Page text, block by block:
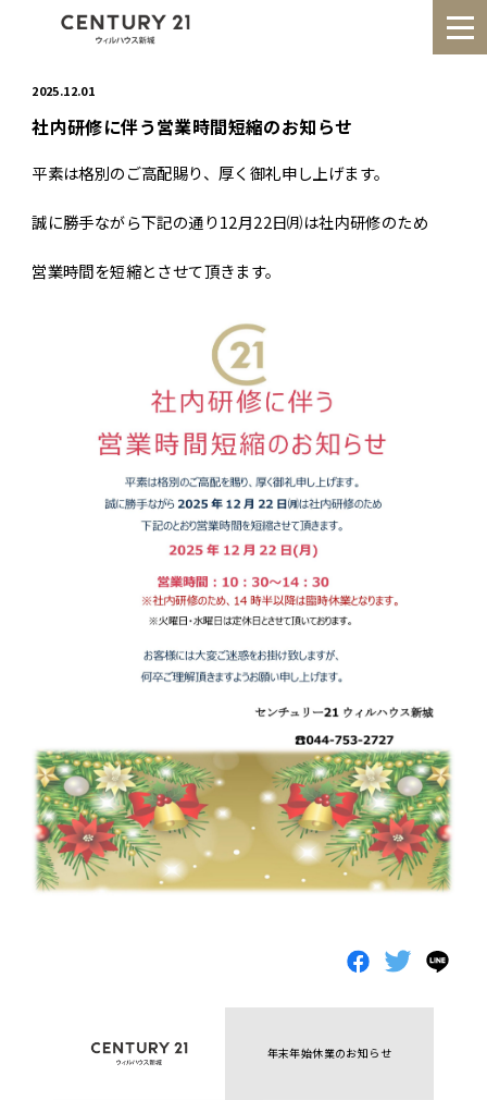
0120-172-776
受付時間:10:30〜18:30
定休日:毎週火曜日、水曜日
簡単査定 お問い合わせ
2025.12.01
社内研修に伴う営業時間短縮のお知らせ
平素は格別のご高配賜り、厚く御礼申し上げます。
誠に勝手ながら下記の通り12月22日㈪は社内研修のため
営業時間を短縮とさせて頂きます。
年末年始休業のお知らせ